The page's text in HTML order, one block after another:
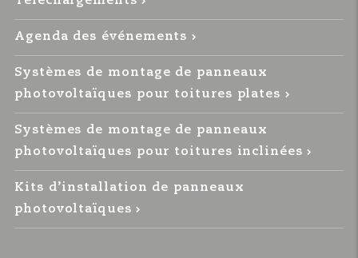
Agenda des événements
Systèmes de montage de panneaux
photovoltaïques pour toitures plates
Systèmes de montage de panneaux
photovoltaïques pour toitures inclinées
Kits d’installation de panneaux
photovoltaïques